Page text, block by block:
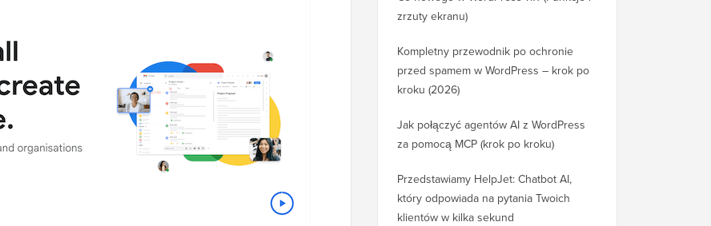
zrzuty ekranu)
Kompletny przewodnik po ochronie
przed spamem w WordPress – krok po
kroku (2026)
Jak połączyć agentów AI z WordPress
za pomocą MCP (krok po kroku)
Przedstawiamy HelpJet: Chatbot AI,
który odpowiada na pytania Twoich
klientów w kilka sekund